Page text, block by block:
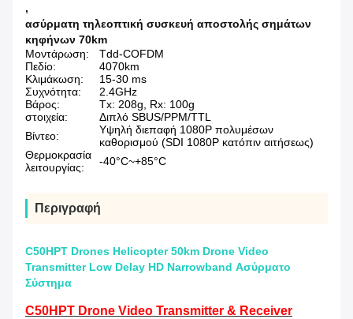
,
ασύρματη τηλεοπτική συσκευή αποστολής σημάτων
κηφήνων 70km
Μοντάρωση:
Tdd-COFDM
Πεδίο:
4070km
Κλιμάκωση:
15-30 ms
Συχνότητα:
2.4GHz
Βάρος:
Tx: 208g, Rx: 100g
στοιχεία:
Διπλό SBUS/PPM/TTL
Βίντεο:
Υψηλή διεπαφή 1080P πολυμέσων
καθορισμού (SDI 1080P κατόπιν αιτήσεως)
Θερμοκρασία
λειτουργίας:
-40°C~+85°C
Περιγραφή
C50HPT Drones Helicopter 50km Drone Video
Transmitter Low Delay HD Narrowband Ασύρματο
Σύστημα
C50HPT Drone Video Transmitter & Receiver